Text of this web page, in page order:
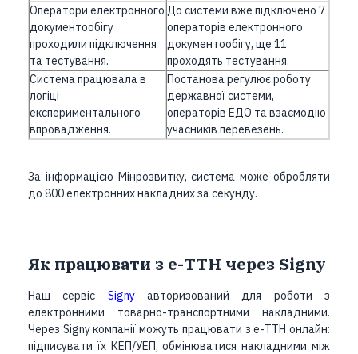
Оператори електронного
документообігу
проходили підключення
та тестування.
До системи вже підключено 7
операторів електронного
документообігу, ще 11
проходять тестування.
Система працювала в
логіці
експериментального
впровадження.
Постанова регулює роботу
державної системи,
операторів ЕДО та взаємодію
учасників перевезень.
За інформацією Мінрозвитку, система може обробляти
до 800 електронних накладних за секунду.
Як працювати з е-ТТН через Signy
Наш сервіс Signyавторизований для роботи з
електронними товарно-транспортними накладними.
Через Signy компанії можуть працювати з е-ТТН онлайн:
підписувати їх КЕП/УЕП, обмінюватися накладними між